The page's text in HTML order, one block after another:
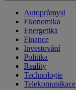
Autoprůmysl
Ekonomika
Energetika
Finance
Investování
Politika
Reality
Technologie
Telekomunikace